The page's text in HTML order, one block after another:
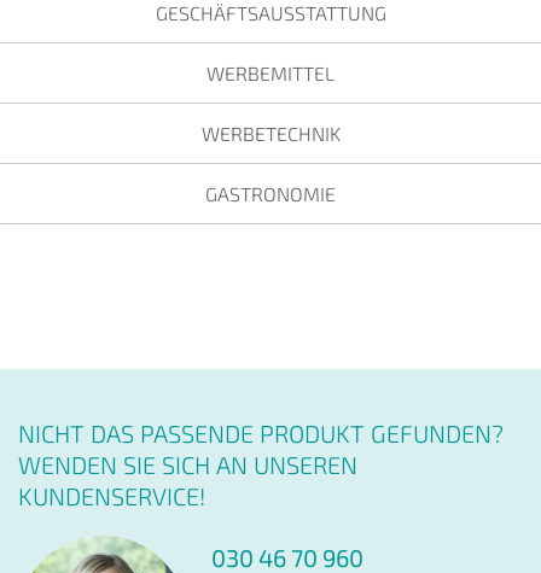
GESCHÄFTSAUSSTATTUNG
WERBEMITTEL
WERBETECHNIK
GASTRONOMIE
NICHT DAS PASSENDE PRODUKT GEFUNDEN?
WENDEN SIE SICH AN UNSEREN
KUNDENSERVICE!
030 46 70 960